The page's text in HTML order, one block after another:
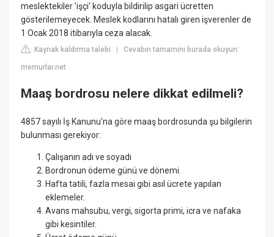
meslektekiler 'işçi' koduyla bildirilip asgari ücretten
gösterilemeyecek. Meslek kodlarını hatalı giren işverenler de
1 Ocak 2018 itibarıyla ceza alacak.
Kaynak kaldırma talebi |Cevabın tamamını burada okuyun:
memurlar.net
Maaş bordrosu nelere dikkat edilmeli?
4857 sayılı İş Kanunu'na göre maaş bordrosunda şu bilgilerin
bulunması gerekiyor:
Çalışanın adı ve soyadı
Bordronun ödeme günü ve dönemi.
Hafta tatili, fazla mesai gibi asıl ücrete yapılan
eklemeler.
Avans mahsubu, vergi, sigorta primi, icra ve nafaka
gibi kesintiler.